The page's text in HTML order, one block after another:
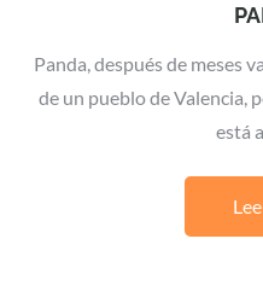
Panda, después de meses
de un pueblo de Valencia,
está